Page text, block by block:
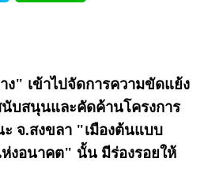
" เข้าไปจัดการความขัดแย้ง
บสนุนและคัดค้านโครงการ
จ.สงขลา "เมืองต้นแบบ
งอนาคต" นั้น มีร่องรอยให้